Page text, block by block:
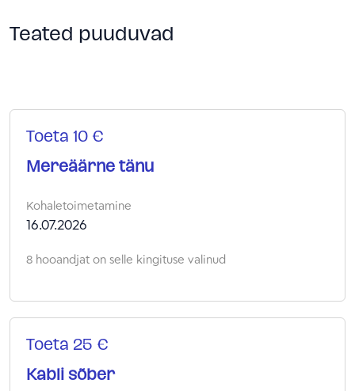
Teated puuduvad
Toeta 10 €
Mereäärne tänu
Kohaletoimetamine
16.07.2026
8 hooandjat on selle kingituse valinud
Toeta 25 €
Kabli sõber